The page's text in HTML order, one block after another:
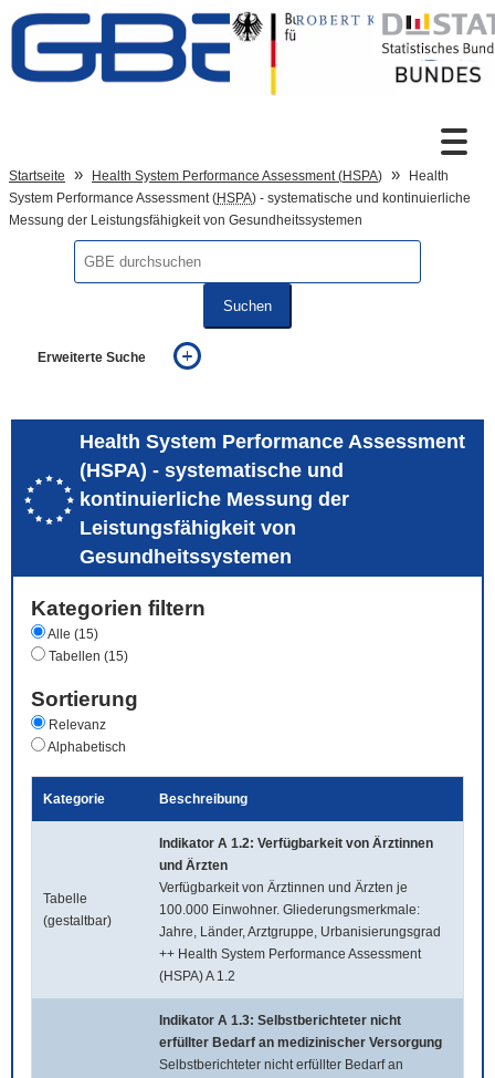
Zum Inhalt
Sprachumschaltung
Startseite Health System Performance Assessment (HSPA)
Health
System Performance Assessment (HSPA) - systematische und kontinuierliche
Messung der Leistungsfähigkeit von Gesundheitssystemen
Suchen
Erweiterte Suche
auch in allen Texten suchen (Volltextsuche)
auch Synonyme einbeziehen
auch ähnlich geschriebenes einbeziehen
Health System Performance Assessment
(HSPA) - systematische und
kontinuierliche Messung der
Leistungsfähigkeit von
Gesundheitssystemen
Kategorien filtern
Alle (15)
Tabellen (15)
Sortierung
Relevanz
Alphabetisch
Kategorie Beschreibung
Tabelle
(gestaltbar)
Indikator A 1.2: Verfügbarkeit von Ärztinnen
und Ärzten
Verfügbarkeit von Ärztinnen und Ärzten je
100.000 Einwohner. Gliederungsmerkmale:
Jahre, Länder, Arztgruppe, Urbanisierungsgrad
++ Health System Performance Assessment
(HSPA) A 1.2
Indikator A 1.3: Selbstberichteter nicht
erfüllter Bedarf an medizinischer Versorgung
Selbstberichteter nicht erfüllter Bedarf an